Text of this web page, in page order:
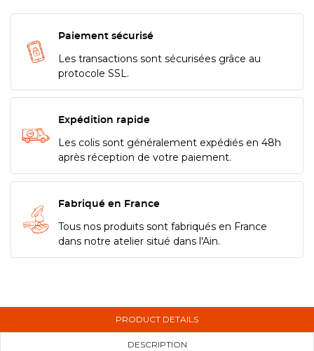
Paiement sécurisé
Les transactions sont sécurisées grâce au
protocole SSL.
Expédition rapide
Les colis sont généralement expédiés en 48h
après réception de votre paiement.
Fabriqué en France
Tous nos produits sont fabriqués en France
dans notre atelier situé dans l'Ain.
PRODUCT DETAILS
DESCRIPTION